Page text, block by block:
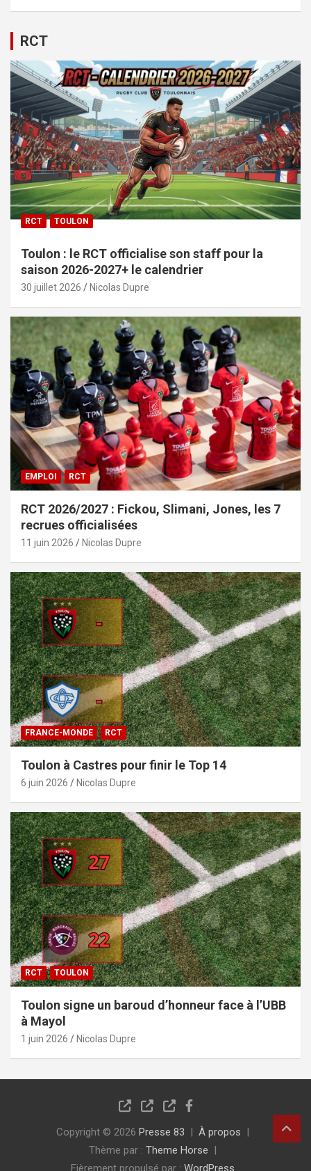
RCT
RCT TOULON
Toulon : le RCT officialise son staff pour la
saison 2026-2027+ le calendrier
30 juillet 2026 Nicolas Dupre
EMPLOI RCT
RCT 2026/2027 : Fickou, Slimani, Jones, les 7
recrues officialisées
11 juin 2026 Nicolas Dupre
FRANCE-MONDE RCT
Toulon à Castres pour finir le Top 14
6 juin 2026 Nicolas Dupre
RCT TOULON
Toulon signe un baroud d’honneur face à l’UBB
à Mayol
1 juin 2026 Nicolas Dupre
Copyright © 2026 Presse 83
À propos
Thème par : Theme Horse
Fièrement propulsé par : WordPress